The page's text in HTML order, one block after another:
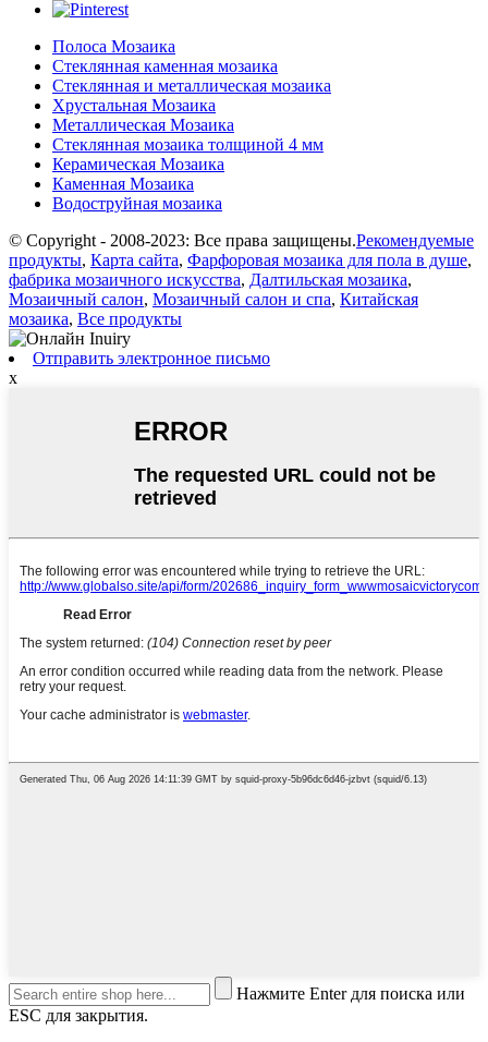
Полоса Мозаика
Стеклянная каменная мозаика
Стеклянная и металлическая мозаика
Хрустальная Мозаика
Металлическая Мозаика
Стеклянная мозаика толщиной 4 мм
Керамическая Мозаика
Каменная Мозаика
Водоструйная мозаика
© Copyright - 2008-2023: Все права защищены.Рекомендуемые
продукты, Карта сайта, Фарфоровая мозаика для пола в душе,
фабрика мозаичного искусства, Далтильская мозаика,
Мозаичный салон, Мозаичный салон и спа, Китайская
мозаика, Все продукты
Отправить электронное письмо
x
Нажмите Enter для поиска или
ESC для закрытия.